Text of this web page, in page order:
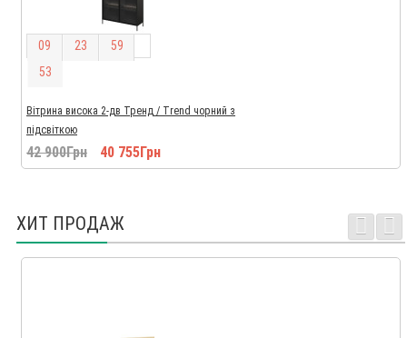
09 23 59
52
Вітрина висока 2-дв Тренд / Trend чорний з
підсвіткою
42 900Грн 40 755Грн
ХИТ ПРОДАЖ